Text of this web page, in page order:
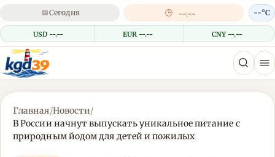
📅Сегодня 🕒 --:--
USD --.-- EUR --.-- CNY --.--
--°C
Главная/Новости/
В России начнут выпускать уникальное питание с
природным йодом для детей и пожилых